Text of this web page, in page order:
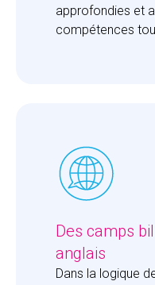
approfondies et
compétences
Des camps
anglais
Dans la logique